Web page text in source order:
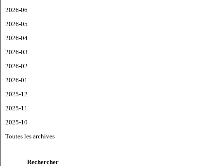
2026-06
2026-05
2026-04
2026-03
2026-02
2026-01
2025-12
2025-11
2025-10
Toutes les archives
Rechercher